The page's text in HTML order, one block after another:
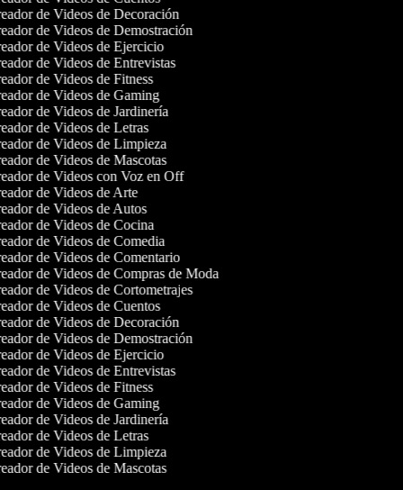
de Videos de Decoración
de Videos de Demostración
de Videos de Ejercicio
de Videos de Entrevistas
de Videos de Fitness
de Videos de Gaming
de Videos de Jardinería
de Videos de Letras
de Videos de Limpieza
de Videos de Mascotas
de Videos con Voz en Off
de Videos de Arte
de Videos de Autos
de Videos de Cocina
de Videos de Comedia
de Videos de Comentario
de Videos de Compras de Moda
de Videos de Cortometrajes
de Videos de Cuentos
de Videos de Decoración
de Videos de Demostración
de Videos de Ejercicio
de Videos de Entrevistas
de Videos de Fitness
de Videos de Gaming
de Videos de Jardinería
de Videos de Letras
de Videos de Limpieza
de Videos de Mascotas